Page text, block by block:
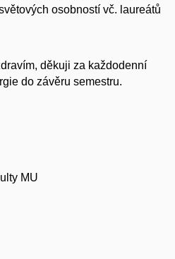
osobností vč. laureátů
děkuji za každodenní
do závěru semestru.
MU